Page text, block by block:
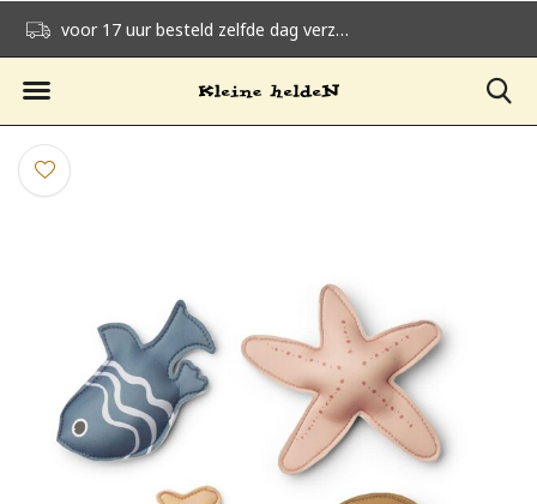
voor 17 uur besteld zelfde dag verzonden